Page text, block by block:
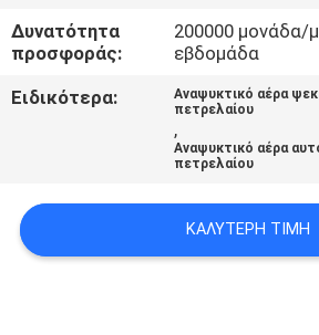
ΕΙΔΉΣΕΙΣ
ΖΗΤΉΣΤΕ
ΑΠΌΣΠΑΣΜΑ
SITEMAP
Δυνατότητα
προσφοράς:
200000 μονάδα/
εβδομάδα
Ειδικότερα:
Αναψυκτικό αέρα
πετρελαίου
,
Αναψυκτικό αέρα
πετρελαίου
ΚΑΛΎΤΕΡΗ ΤΙΜΉ